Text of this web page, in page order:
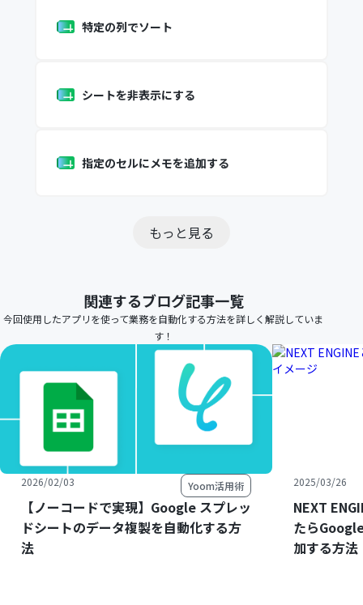
特定の列でソート
シートを非表示にする
指定のセルにメモを追加する
もっと見る
関連するブログ記事一覧
今回使用したアプリを使って業務を自動化する方法を詳しく解説していま
す！
2026/02/03 Yoom活用術
【ノーコードで実現】Google スプレッ
ドシートのデータ複製を自動化する方
法
2025/03/26
NEXT
たら
加する方法